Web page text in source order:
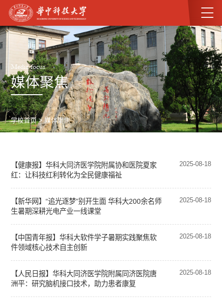
Media focus
媒体聚焦
学校首页>媒体聚焦
【健康报】华科大同济医学院附属协和医院夏家
红：让科技红利转化为全民健康福祉
2025-08-18
【新华网】“追光逐梦”别开生面 华科大200余名师
生暑期深耕光电产业一线课堂
2025-08-18
【中国青年报】华科大软件学子暑期实践聚焦软
件领域核心技术自主创新
2025-08-18
【人民日报】华科大同济医学院附属同济医院唐
洲平：研究脑机接口技术，助力患者康复
2025-08-18